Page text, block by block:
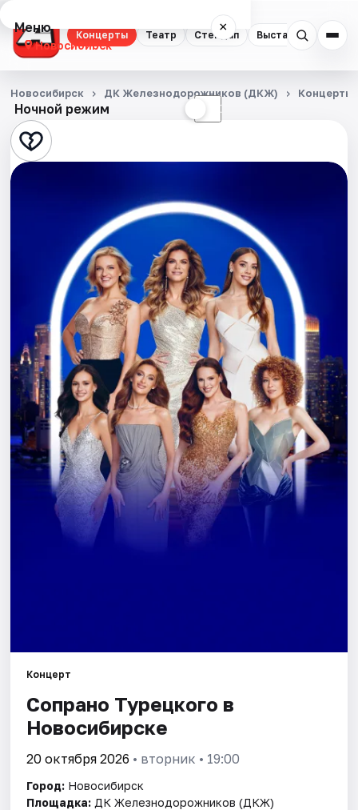
Концерты Театр Стендап Выставки
Меню ×
Новосибирск
Концерты
Театр
Стендап
Экскурсии
Спорт
События
Города
Площадки
Артисты
Рейтинги
Ночной режим ☾
Новосибирск ДК Железнодорожников (ДКЖ) Концерты
Концерт
Сопрано Турецкого в
Новосибирске
20 октября 2026 • вторник • 19:00
Город: Новосибирск
Площадка: ДК Железнодорожников (ДКЖ)